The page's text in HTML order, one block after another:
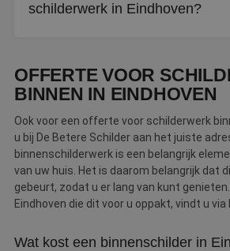
schilderwerk in Eindhoven?
schildersbedrijven in Eindhoven.
OFFERTE VOOR
BINNEN IN EINDHOVEN
Ook voor een offerte voor schilderwerk
u bij De Betere Schilder aan het juiste
binnenschilderwerk is een belangrijk
van uw huis. Het is daarom belangrijk dat
gebeurt, zodat u er lang van kunt
Eindhoven die dit voor u oppakt, vindt u via
Wat kost een binnenschilder in